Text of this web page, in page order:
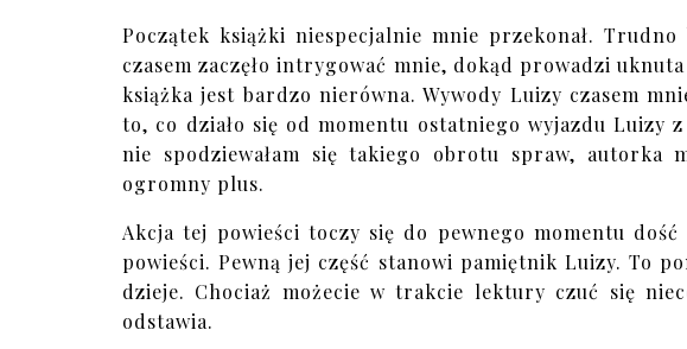
Początek książki niespecjalnie mnie przekonał.
czasem zaczęło intrygować mnie, dokąd prowadzi
książka jest bardzo nierówna. Wywody Luizy czasem
to, co działo się od momentu ostatniego wyjazdu Luizy
nie spodziewałam się takiego obrotu spraw, autorka
ogromny plus.
Akcja tej powieści toczy się do pewnego momentu
powieści. Pewną jej część stanowi pamiętnik Luizy. To
dzieje. Chociaż możecie w trakcie lektury czuć się
odstawia.